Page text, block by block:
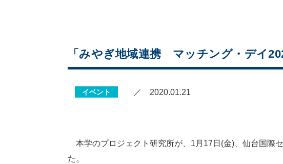
「みやぎ地域連携 マッチング・デイ
イベント ／ 2020.01.21
本学のプロジェクト研究所が、1月17日(金)、仙台国際
た。